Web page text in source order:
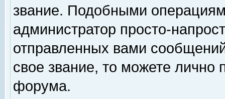
звание. Подобными
администратор просто-
отправленных вами
свое звание, то можете лично
форума.